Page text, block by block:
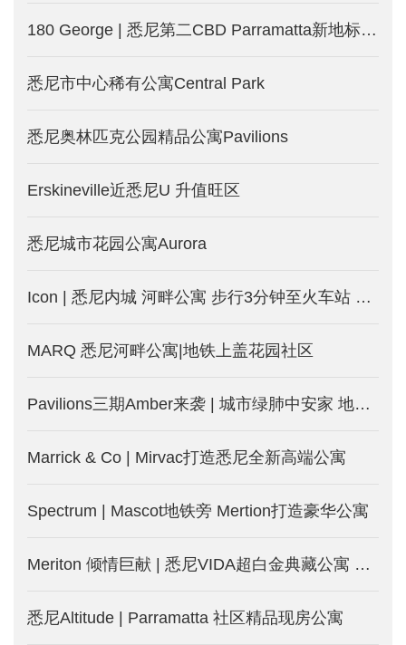
180 George | 悉尼第二CBD Parramatta新地标！近揽水景 远眺市中心！
悉尼市中心稀有公寓Central Park
悉尼奥林匹克公园精品公寓Pavilions
Erskineville近悉尼U 升值旺区
悉尼城市花园公寓Aurora
Icon | 悉尼内城 河畔公寓 步行3分钟至火车站 旺租投资房
MARQ 悉尼河畔公寓|地铁上盖花园社区
Pavilions三期Amber来袭 | 城市绿肺中安家 地铁近在咫尺
Marrick & Co | Mirvac打造悉尼全新高端公寓
Spectrum | Mascot地铁旁 Mertion打造豪华公寓
Meriton 倾情巨献 | 悉尼VIDA超白金典藏公寓 打开生活新模式
悉尼Altitude | Parramatta 社区精品现房公寓